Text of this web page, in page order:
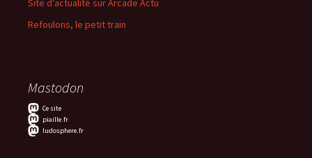
Refoulons, le petit train
Mastodon
Ce site
piaille.fr
ludosphere.fr